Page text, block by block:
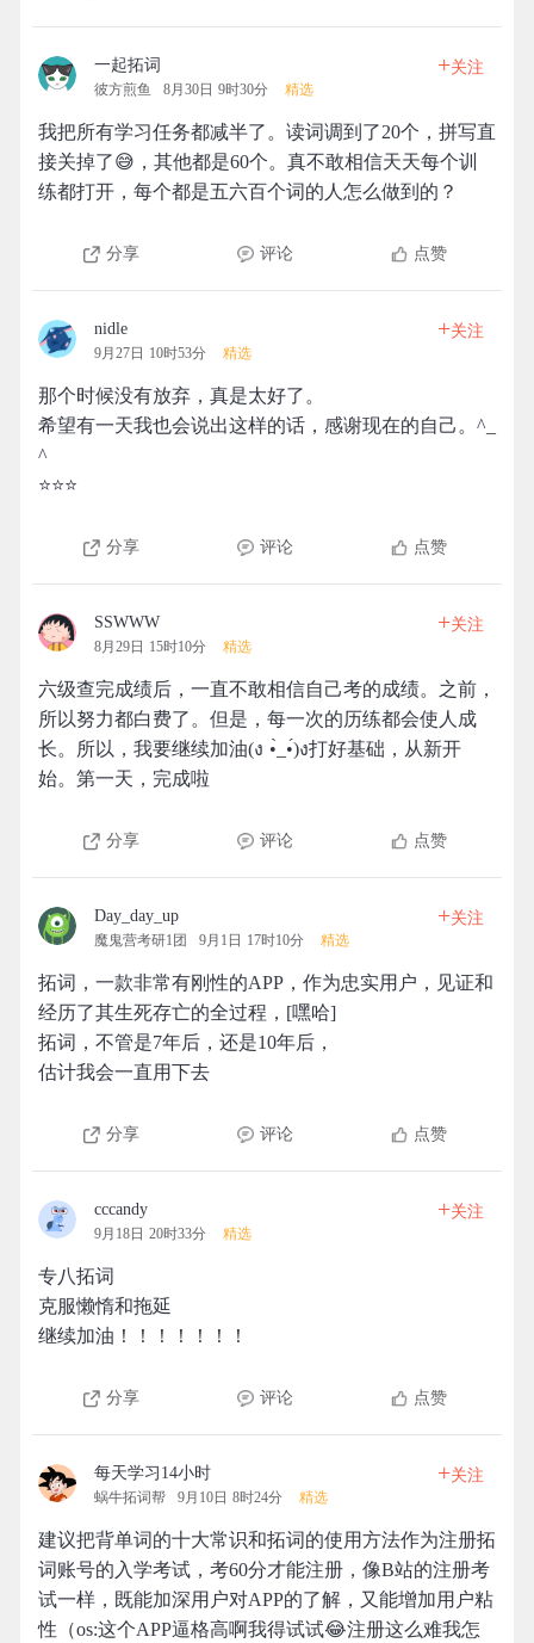
一起拓词
彼方煎鱼 8月30日 9时30分 精选
+关注
我把所有学习任务都减半了。读词调到了20个，拼写直
接关掉了😅，其他都是60个。真不敢相信天天每个训
练都打开，每个都是五六百个词的人怎么做到的？
分享 评论 点赞
nidle
9月27日 10时53分 精选
+关注
那个时候没有放弃，真是太好了。
希望有一天我也会说出这样的话，感谢现在的自己。^_
^
⭐⭐⭐
分享 评论 点赞
SSWWW
8月29日 15时10分 精选
+关注
六级查完成绩后，一直不敢相信自己考的成绩。之前，
所以努力都白费了。但是，每一次的历练都会使人成
长。所以，我要继续加油(ง •̀_•́)ง打好基础，从新开
始。第一天，完成啦
分享 评论 点赞
Day_day_up
魔鬼营考研1团 9月1日 17时10分 精选
+关注
拓词，一款非常有刚性的APP，作为忠实用户，见证和
经历了其生死存亡的全过程，[嘿哈]
拓词，不管是7年后，还是10年后，
估计我会一直用下去
分享 评论 点赞
cccandy
9月18日 20时33分 精选
+关注
专八拓词
克服懒惰和拖延
继续加油！！！！！！！
分享 评论 点赞
每天学习14小时
蜗牛拓词帮 9月10日 8时24分 精选
+关注
建议把背单词的十大常识和拓词的使用方法作为注册拓
词账号的入学考试，考60分才能注册，像B站的注册考
试一样，既能加深用户对APP的了解，又能增加用户粘
性（os:这个APP逼格高啊我得试试😂注册这么难我怎